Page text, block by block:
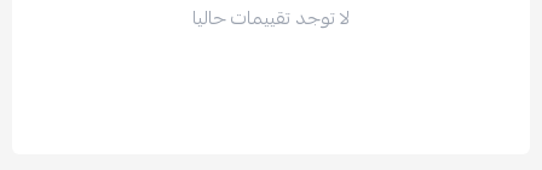
لا توجد تقييمات حاليا